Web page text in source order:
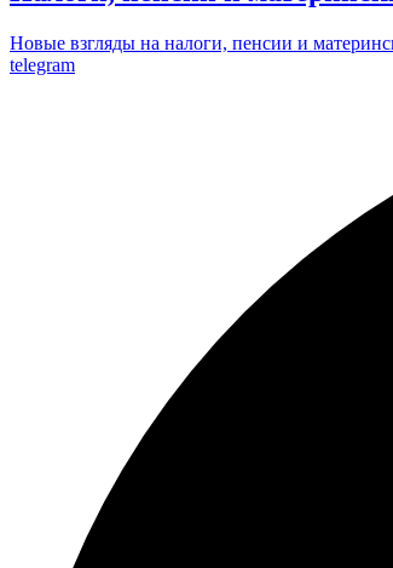
Новые взгляды на налоги, пенсии и
telegram